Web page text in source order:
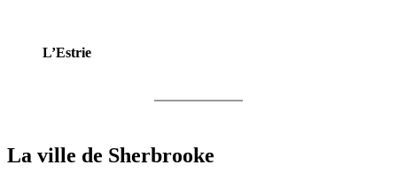
L’Estrie
La ville de Sherbrooke